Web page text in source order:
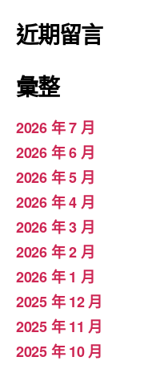
近期留言
彙整
2026 年 7 月
2026 年 6 月
2026 年 5 月
2026 年 4 月
2026 年 3 月
2026 年 2 月
2026 年 1 月
2025 年 12 月
2025 年 11 月
2025 年 10 月